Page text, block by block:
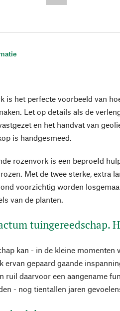
is het perfecte voorbeeld van
Let op details als de
en het handvat van
is handgesmeed.
rozenvork is een beproefd
Met de twee sterke, extra
voorzichtig worden
van de planten.
tuingereedschap.
kan - in de kleine momenten
ervan gepaard gaande
ruil daarvoor een aangename
- nog tientallen jaren